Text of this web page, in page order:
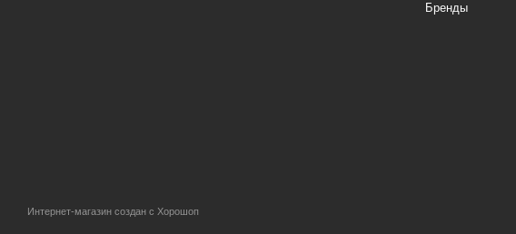
Интернет-магазин создан с Хорошоп
Бренды